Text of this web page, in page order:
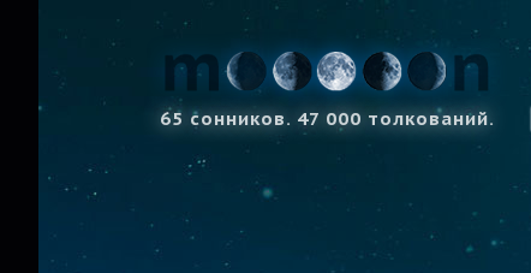
65 сонников. 47 000 толкований.